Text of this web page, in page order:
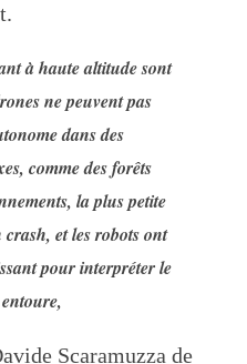
à haute altitude sont
ne peuvent pas
dans des
comme des forêts
la plus petite
et les robots ont
pour interpréter le
Scaramuzza de